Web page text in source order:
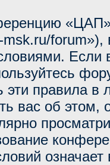
forum»),
Если
эти правила
вас об